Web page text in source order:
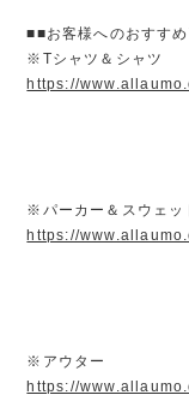
■■お客様へのおすす
※Tシャツ＆シャツ
https://
※パーカー＆スウェッ
https://
※アウター
https://